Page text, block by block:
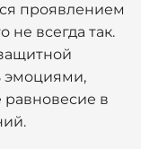
проявлением
не всегда так.
эмоциями,
равновесие в